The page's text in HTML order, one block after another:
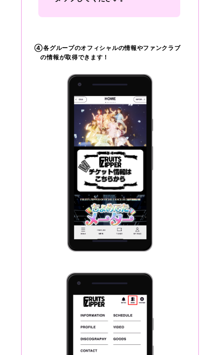
④各グループのオフィシャルの情報やファンクラブ
の情報が取得できます！